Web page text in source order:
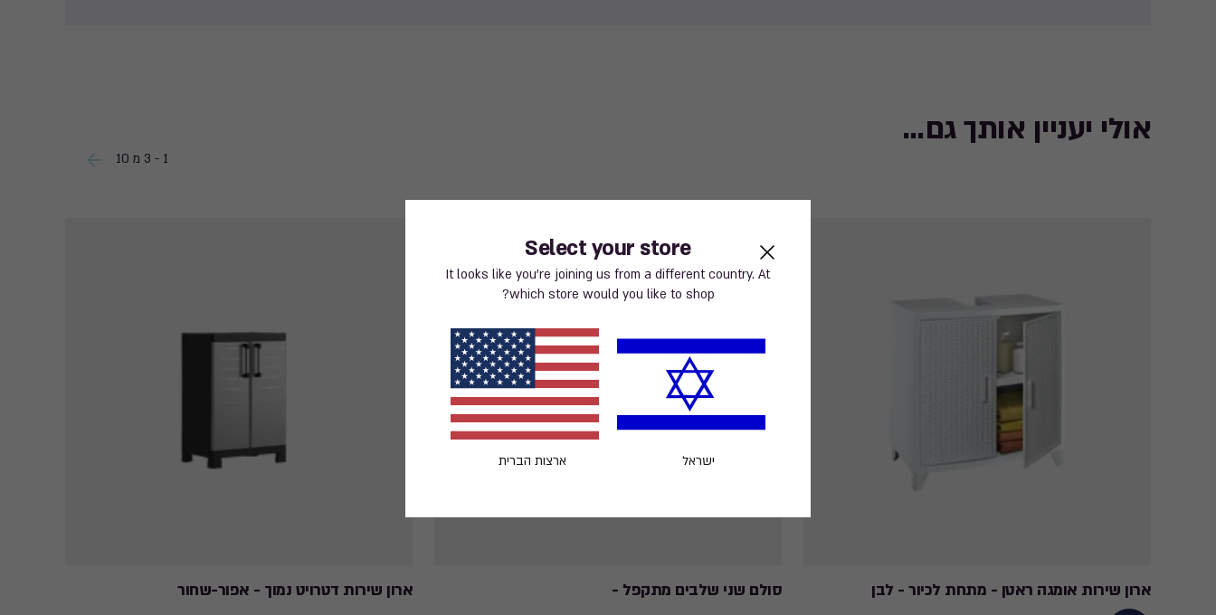
Select your store
It looks like you’re joining us from a different country. At
which store would you like to shop?
ישראל ארצות הברית
אולי יעניין אותך גם...
1 - 3 מ 10
ארון שירות אומגה ראטן - מתחת לכיור - לבן סולם שני שלבים מתקפל - ארון שירות דטרויט נמוך - אפור-שחור